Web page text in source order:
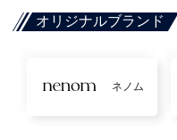
オリジナルブランド
ネノム